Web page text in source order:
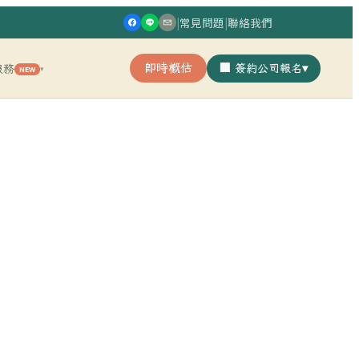
|常見問題|聯絡我們
務 NEW ▾ 即時概估 🏢 簽約公司報名▾